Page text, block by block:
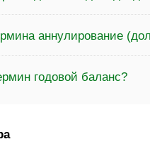
аннулирование
годовой баланс?